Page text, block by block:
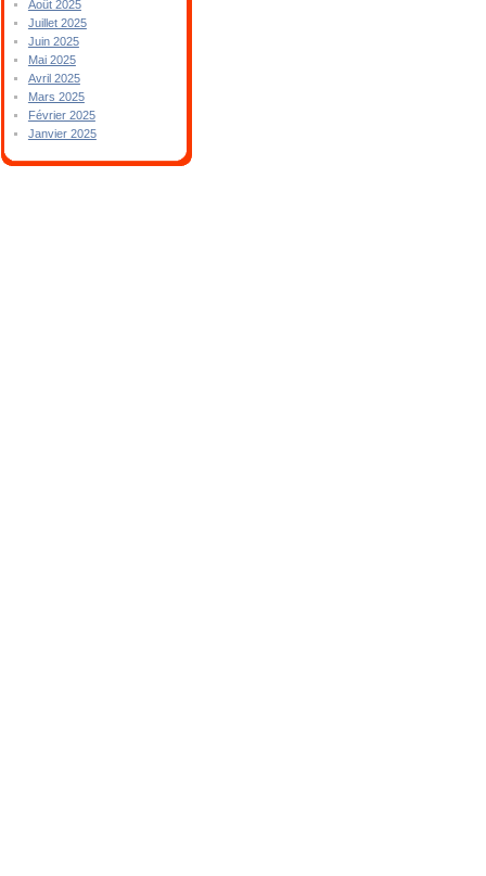
Août 2025
Juillet 2025
Juin 2025
Mai 2025
Avril 2025
Mars 2025
Février 2025
Janvier 2025